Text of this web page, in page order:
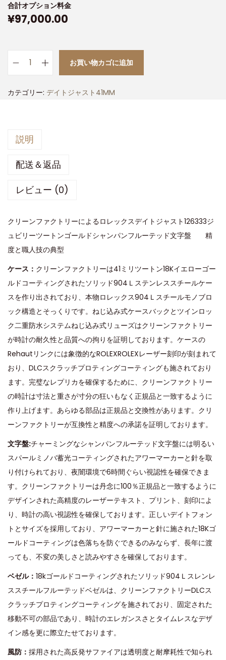
合計オプション料金
¥97,000.00
お買い物カゴに追加
カテゴリー: デイトジャスト41MM
説明
配送＆返品
レビュー (0)
クリーンファクトリーによるロレックスデイトジャスト126333ジ
ュビリーツートンゴールドシャンパンフルーテッド文字盤 精
度と職人技の典型
ケース： クリーンファクトリーは41ミリツートン18Kイエローゴー
ルドコーティングされたソリッド904Ｌステンレススチールケー
スを作り出されており、本物ロレックス904Ｌスチールモノブロ
ック構造とそっくりです。ねじ込み式ケースバックとツインロッ
ク二重防水システムねじ込み式リューズはクリーンファクトリー
が時計の耐久性と品質への拘りを証明しております。ケースの
Rehautリンクには象徴的なROLEXROLEXレーザー刻印が刻まれて
おり、DLCスクラッチプロティングコーティングも施されており
ます。完璧なレプリカを確保するために、クリーンファクトリー
の時計は寸法と重さが寸分の狂いもなく正規品と一致するように
作り上げます。あらゆる部品は正規品と交換性があります。クリ
ーンファクトリーが互換性と精度への承諾を証明しております。
文字盤:チャーミングなシャンパンフルーテッド文字盤には明るい
スパールミノバ蓄光コーティングされたアワーマーカーと針を取
り付けられており、夜闇環境で6時間ぐらい視認性を確保できま
す。クリーンファクトリーは丹念に100％正規品と一致するように
デザインされた高精度のレーザーテキスト、プリント、刻印によ
り、時計の高い視認性を確保しております。正しいデイトフォン
トとサイズを採用しており、アワーマーカーと針に施された18Kゴ
ールドコーティングは色落ちを防ぐできるのみならず、長年に渡
っても、不変の美しさと読みやすさを確保しております。
ベゼル： 18kゴールドコーティングされたソリッド904Ｌスレンレ
ススチールフルーテッドベゼルは、クリーンファクトリーDLCス
クラッチプロティングコーティングを施されており、固定された
移動不可の部品であり、時計のエレガンスさとタイムレスなデザ
イン感を更に際立たせております。
風防： 採用された高反発サファイアは透明度と耐摩耗性で知られ